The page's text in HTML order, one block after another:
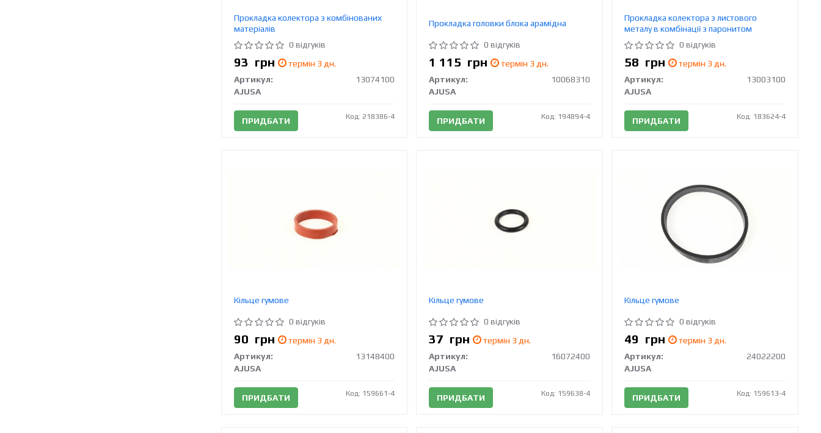
Прокладка колектора з комбінованих
матеріалів
0 відгуків
93 грн
термін 3 дн.
Артикул:
13074100
AJUSA
ПРИДБАТИ Код: 218386-4
Прокладка головки блока арамідна
0 відгуків
1 115 грн
термін 3 дн.
Артикул:
10068310
AJUSA
ПРИДБАТИ Код: 194894-4
Прокладка колектора з листового
металу в комбінації з паронитом
0 відгуків
58 грн
термін 3 дн.
Артикул:
13003100
AJUSA
ПРИДБАТИ Код: 183624-4
Кільце гумове
0 відгуків
90 грн
термін 3 дн.
Артикул:
13148400
AJUSA
ПРИДБАТИ Код: 159661-4
Кільце гумове
0 відгуків
37 грн
термін 3 дн.
Артикул:
16072400
AJUSA
ПРИДБАТИ Код: 159638-4
Кільце гумове
0 відгуків
49 грн
термін 3 дн.
Артикул:
24022200
AJUSA
ПРИДБАТИ Код: 159613-4